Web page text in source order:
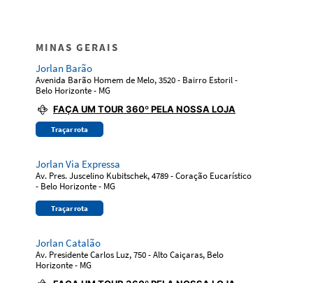
MINAS GERAIS
Jorlan Barão
Avenida Barão Homem de Melo, 3520 - Bairro Estoril -
Belo Horizonte - MG
FAÇA UM TOUR 360º PELA NOSSA LOJA
Traçar rota
Jorlan Via Expressa
Av. Pres. Juscelino Kubitschek, 4789 - Coração Eucarístico
- Belo Horizonte - MG
Traçar rota
Jorlan Catalão
Av. Presidente Carlos Luz, 750 - Alto Caiçaras, Belo
Horizonte - MG